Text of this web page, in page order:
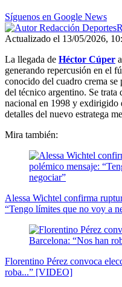
Síguenos en Google News
Actualizado el 13/05/2026,
La llegada de Héctor Cúper a
generando repercusión en el
conocido del cuadro crema
del técnico argentino. Se trata
nacional en 1998 y exdirigido
detalles del nuevo estratega
Mira también:
Alessa Wichtel confirma
“Tengo límites que no voy a
Florentino Pérez convoca
roba...” [VIDEO]